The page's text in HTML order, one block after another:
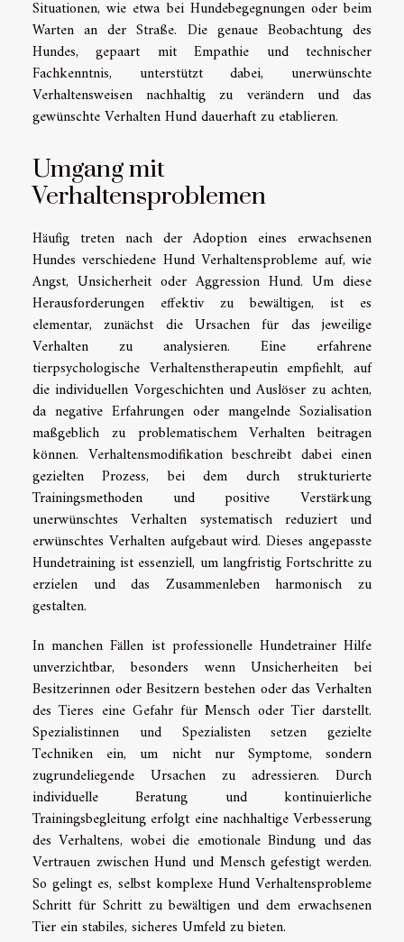
Situationen, wie etwa bei Hundebegegnungen oder beim
Warten an der Straße. Die genaue Beobachtung des
Hundes, gepaart mit Empathie und technischer
Fachkenntnis, unterstützt dabei, unerwünschte
Verhaltensweisen nachhaltig zu verändern und das
gewünschte Verhalten Hund dauerhaft zu etablieren.
Umgang mit
Verhaltensproblemen
Häufig treten nach der Adoption eines erwachsenen
Hundes verschiedene Hund Verhaltensprobleme auf, wie
Angst, Unsicherheit oder Aggression Hund. Um diese
Herausforderungen effektiv zu bewältigen, ist es
elementar, zunächst die Ursachen für das jeweilige
Verhalten zu analysieren. Eine erfahrene
tierpsychologische Verhaltenstherapeutin empfiehlt, auf
die individuellen Vorgeschichten und Auslöser zu achten,
da negative Erfahrungen oder mangelnde Sozialisation
maßgeblich zu problematischem Verhalten beitragen
können. Verhaltensmodifikation beschreibt dabei einen
gezielten Prozess, bei dem durch strukturierte
Trainingsmethoden und positive Verstärkung
unerwünschtes Verhalten systematisch reduziert und
erwünschtes Verhalten aufgebaut wird. Dieses angepasste
Hundetraining ist essenziell, um langfristig Fortschritte zu
erzielen und das Zusammenleben harmonisch zu
gestalten.
In manchen Fällen ist professionelle Hundetrainer Hilfe
unverzichtbar, besonders wenn Unsicherheiten bei
Besitzerinnen oder Besitzern bestehen oder das Verhalten
des Tieres eine Gefahr für Mensch oder Tier darstellt.
Spezialistinnen und Spezialisten setzen gezielte
Techniken ein, um nicht nur Symptome, sondern
zugrundeliegende Ursachen zu adressieren. Durch
individuelle Beratung und kontinuierliche
Trainingsbegleitung erfolgt eine nachhaltige Verbesserung
des Verhaltens, wobei die emotionale Bindung und das
Vertrauen zwischen Hund und Mensch gefestigt werden.
So gelingt es, selbst komplexe Hund Verhaltensprobleme
Schritt für Schritt zu bewältigen und dem erwachsenen
Tier ein stabiles, sicheres Umfeld zu bieten.